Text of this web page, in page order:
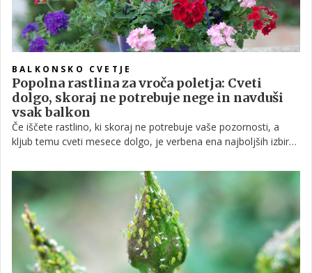
BALKONSKO CVETJE
Popolna rastlina za vroča poletja: Cveti
dolgo, skoraj ne potrebuje nege in navduši
vsak balkon
Če iščete rastlino, ki skoraj ne potrebuje vaše pozornosti, a
kljub temu cveti mesece dolgo, je verbena ena najboljših izbir
navdušuje z bogatim cvetenjem, odlično prenaša vročino in
sušo, poleg tega pa privablja čebele in metulje.